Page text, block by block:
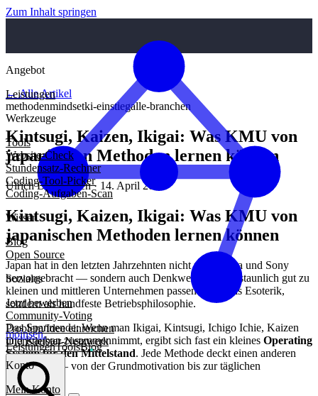
Zum Inhalt springen
moinsen.
LeistungenToolsBlog
Angebot
Leistungen
Werkzeuge
Tools
Website-Check
Stundensatz-Rechner
Coding-Tool-Picker
Coding-Aufgaben-Scan
Wissen
Blog
Open Source
Soziales
Jetzt bewerben
Community-Voting
Problem/Idee einreichen
Dienstleister-Netzwerk
Konto
Mein Konto
← Alle Artikel
methodenmindsetki-einstiegalle-branchen
Kintsugi, Kaizen, Ikigai: Was KMU von
japanischen Methoden lernen können
Ulrich Diedrichsen · 14. April 2026
Kintsugi, Kaizen, Ikigai: Was KMU von
japanischen Methoden lernen können
Japan hat in den letzten Jahrzehnten nicht nur Toyota und Sony
hervorgebracht — sondern auch Denkweisen, die erstaunlich gut zu
kleinen und mittleren Unternehmen passen. Nicht als Esoterik,
sondern als handfeste Betriebsphilosophie.
Das Spannende: Wenn man Ikigai, Kintsugi, Ichigo Ichie, Kaizen
und Kanban zusammennimmt, ergibt sich fast ein kleines Operating
System für den Mittelstand. Jede Methode deckt einen anderen
Bereich ab — von der Grundmotivation bis zur täglichen
Umsetzung.